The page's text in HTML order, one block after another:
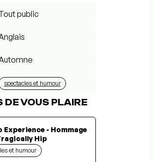
public
spectacles et humour
DE VOUS PLAIRE
Experience - Hommage
Hip
et humour